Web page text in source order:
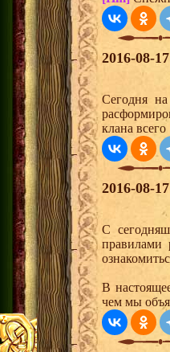
2016-08-
Сегодня
клана
2016-08-
С
правилами
В
чем мы